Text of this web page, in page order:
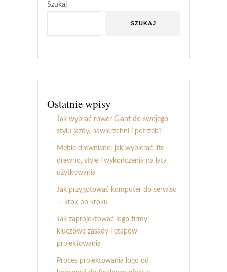
Szukaj
SZUKAJ
Ostatnie wpisy
Jak wybrać rower Giant do swojego
stylu jazdy, nawierzchni i potrzeb?
Meble drewniane: jak wybierać lite
drewno, style i wykończenia na lata
użytkowania
Jak przygotować komputer do serwisu
— krok po kroku
Jak zaprojektować logo firmy:
kluczowe zasady i etapów
projektowania
Proces projektowania logo od